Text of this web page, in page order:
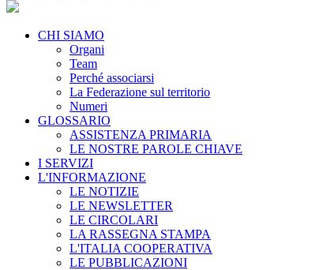
CHI SIAMO
Organi
Team
Perché associarsi
La Federazione sul territorio
Numeri
GLOSSARIO
ASSISTENZA PRIMARIA
LE NOSTRE PAROLE CHIAVE
I SERVIZI
L'INFORMAZIONE
LE NOTIZIE
LE NEWSLETTER
LE CIRCOLARI
LA RASSEGNA STAMPA
L'ITALIA COOPERATIVA
LE PUBBLICAZIONI